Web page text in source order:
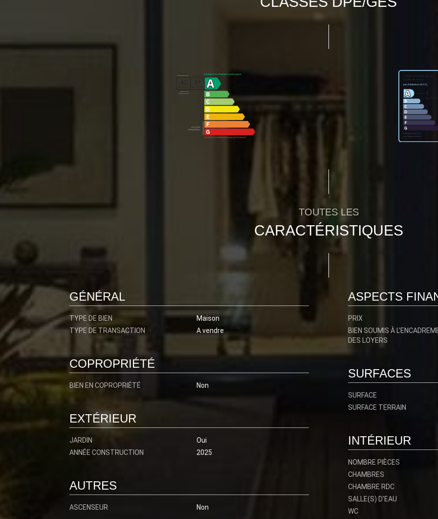
TOUTES LES
CARACTÉRISTIQUES
GÉNÉRAL
TYPE DE BIEN
Maison
TYPE DE TRANSACTION
A vendre
ASPECTS
PRIX
BIEN SOUMIS À
DES LOYERS
COPROPRIÉTÉ
BIEN EN COPROPRIÉTÉ Non
SURFACES
SURFACE
SURFACE TERRAIN
EXTÉRIEUR
JARDIN
Oui
ANNÉE CONSTRUCTION
2025
INTÉRIEUR
NOMBRE PIÈCES
CHAMBRES
CHAMBRE RDC
SALLE(S) D'EAU
WC
AUTRES
ASCENSEUR Non